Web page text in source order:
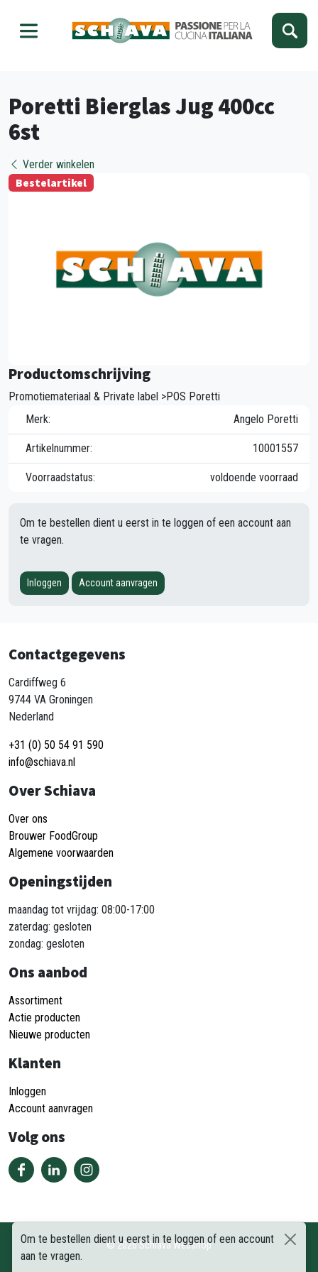
Poretti Bierglas Jug 400cc
6st
Verder winkelen
Bestelartikel
Productomschrijving
Promotiemateriaal & Private label >POS Poretti
Merk:
Angelo Poretti
Artikelnummer: 10001557
Voorraadstatus: voldoende voorraad
Om te bestellen dient u eerst in te loggen of een account aan
te vragen.
Inloggen Account aanvragen
Om te bestellen dient u eerst in te loggen of een account
aan te vragen.
Contactgegevens
Cardiffweg 6
9744 VA Groningen
Nederland
+31 (0) 50 54 91 590
info@schiava.nl
Over Schiava
Over ons
Brouwer FoodGroup
Algemene voorwaarden
Openingstijden
maandag tot vrijdag: 08:00-17:00
zaterdag: gesloten
zondag: gesloten
Ons aanbod
Assortiment
Actie producten
Nieuwe producten
Klanten
Inloggen
Account aanvragen
Volg ons
©2026Schiava Webshop